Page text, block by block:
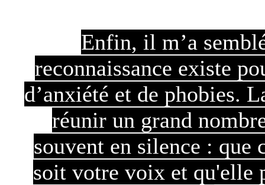
Enfin, il m’a
reconnaissance existe
d’anxiété et de phobies.
réunir un grand
souvent en silence : que
soit votre voix et qu'elle